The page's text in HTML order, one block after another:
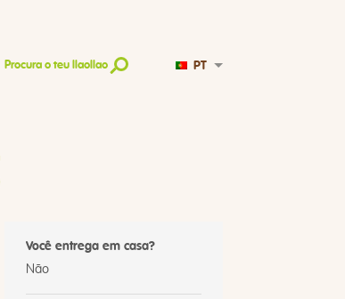
Procura o teu llaollao PT
Você entrega em casa?
Não